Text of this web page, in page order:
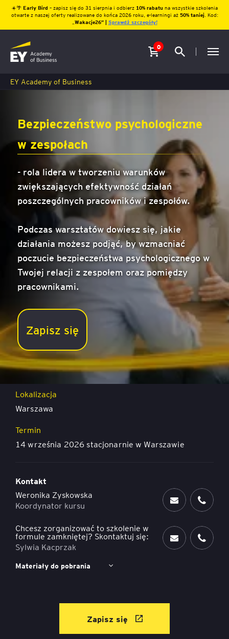
☀️🌴 Early Bird – zapisz się do 31 sierpnia i odbierz10% rabatu na wszystkie szkolenia
otwarte z naszej oferty realizowane do końca 2026 roku, e-learningi aż 50% taniej. Kod:
Wakacje26″ | Sprawdź szczegóły!
0
EY Academy of Business
Bezpieczeństwo psychologiczne
w zespołach
- rola lidera w tworzeniu warunków
zwiększających efektywność działań
poszczególnych pracowników i zespołów.
Podczas warsztatów dowiesz się, jakie
działania możesz podjąć, by wzmacniać
poczucie bezpieczeństwa psychologicznego w
Twojej relacji z zespołem oraz pomiędzy
pracownikami.
Zapisz się
Bezpieczeństwo psychologiczne w zespołach
Cena
1 350 zł netto (1 660,50 zł brutto)
Lokalizacja
Warszawa
Termin
14 września 2026 stacjonarnie w Warszawie
Kontakt
Weronika Zyskowska
Koordynator kursu
Chcesz zorganizować to szkolenie w
formule zamkniętej? Skontaktuj się:
Sylwia Kacprzak
Materiały do pobrania
Zapisz się